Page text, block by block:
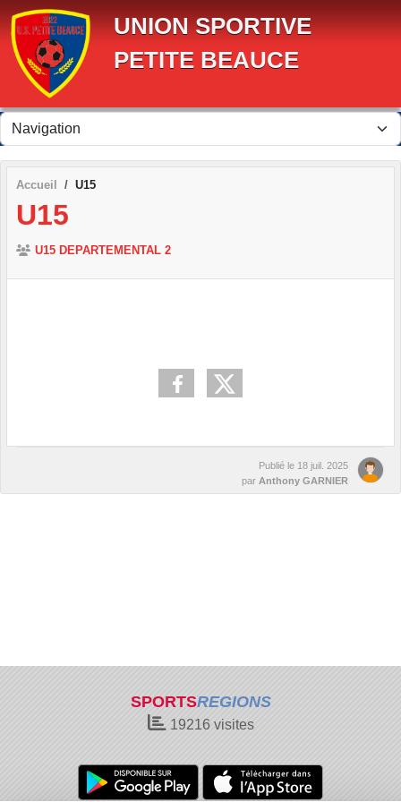
UNION SPORTIVE
PETITE BEAUCE
Accueil U15
U15
U15 DEPARTEMENTAL 2
Publié le 18 juil. 2025
par Anthony GARNIER
SPORTSREGIONS
19216visites
Panneau de gestion des cookies